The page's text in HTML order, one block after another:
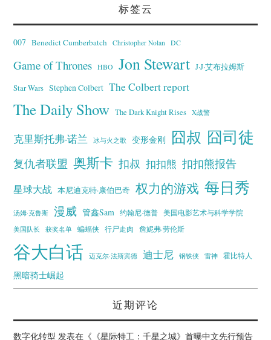
标签云
007 Benedict Cumberbatch Christopher Nolan DC
Game of Thrones HBO Jon Stewart J·J·艾布拉姆斯
Star Wars Stephen Colbert The Colbert report
The Daily Show The Dark Knight Rises X战警
克里斯托弗·诺兰 冰与火之歌 变形金刚 囧叔 囧司徒
复仇者联盟 奥斯卡 扣叔 扣扣熊 扣扣熊报告
星球大战 本尼迪克特·康伯巴奇 权力的游戏 每日秀
汤姆·克鲁斯 漫威 管鑫Sam 约翰尼·德普
美国电影艺术与科学学院
美国队长
获奖名单 蝙蝠侠 行尸走肉 詹妮弗·劳伦斯
谷大白话 迈克尔·法斯宾德 迪士尼 钢铁侠 雷神 霍比特人
黑暗骑士崛起
近期评论
数字化转型 发表在《 《星际特工：千星之城》首曝中文先行预告